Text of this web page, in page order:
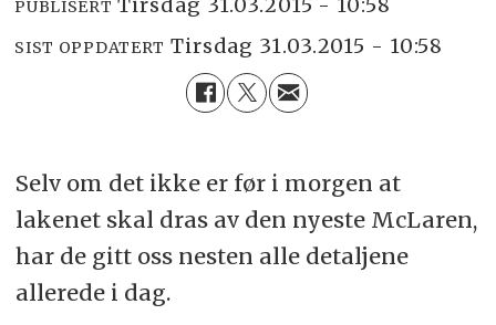
PUBLISERT
SIST OPPDATERT tirsdag 31.03.2015 - 10:58
Selv om det ikke er før i morgen at
lakenet skal dras av den nyeste McLaren,
har de gitt oss nesten alle detaljene
allerede i dag.